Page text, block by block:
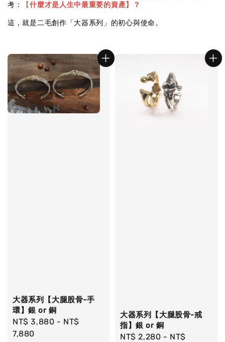
考：
【什麼才是人生中最重要的資產】？
這，就是二毛創作「大器系列」的初心與使命。
大器系列【大腿股骨-手
環】銀 or 銅
Regular
price
NT$ 3,880 - NT$
7,880
大器系列【大腿股骨-戒
指】銀 or 銅
Regular
NT$ 2,280 - NT$